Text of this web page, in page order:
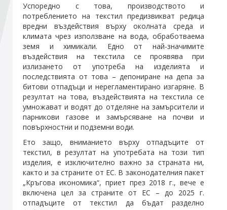
Абонирайте се!
Успоредно с това, производството и
потреблението на текстил предизвикват редица
вредни въздействия върху околната среда и
климата чрез използване на вода, обработваема
земя и химикали. Едно от най-значимите
въздействия на текстила се проявява при
излизането от употреба на изделията и
последствията от това – депониране на депа за
битови отпадъци и нерегламентирано изгаряне. В
резултат на това, въздействията на текстила се
умножават и водят до отделяне на замърсители и
парникови газове и замърсяване на почви и
повърхностни и подземни води.
Ето защо, вниманието върху отпадъците от
текстил, в резултат на употребата на този тип
изделия, е изключително важно за страната ни,
както и за страните от ЕС. В законодателния пакет
„Кръгова икономика“, приет през 2018 г., вече е
включена цел за страните от ЕС – до 2025 г.
отпадъците от текстил да бъдат разделно